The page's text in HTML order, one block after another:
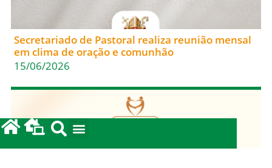
Secretariado de Pastoral realiza reunião mensal
em clima de oração e comunhão
15/06/2026